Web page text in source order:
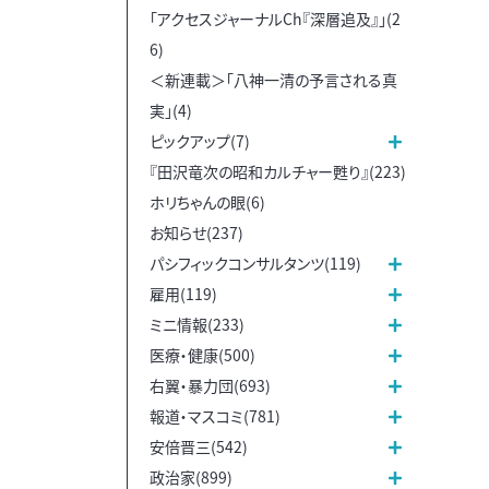
「アクセスジャーナルCh『深層追及』」(2
6)
＜新連載＞「八神一清の予言される真
実」(4)
ピックアップ(7)
『田沢竜次の昭和カルチャー甦り』(223)
ホリちゃんの眼(6)
お知らせ(237)
パシフィックコンサルタンツ(119)
雇用(119)
ミニ情報(233)
医療・健康(500)
右翼・暴力団(693)
報道・マスコミ(781)
安倍晋三(542)
政治家(899)